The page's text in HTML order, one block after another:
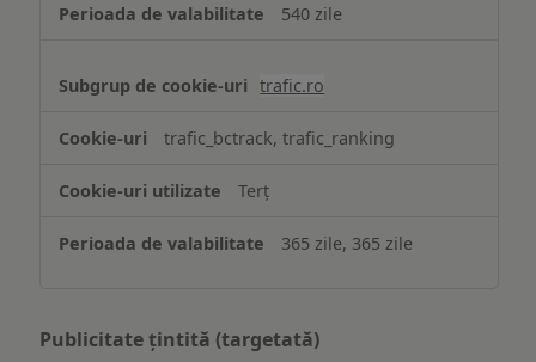
540 zile
trafic.ro
trafic_bctrack, trafic_ranking
Terț
365 zile, 365 zile
Publicitate țintită (targetată)